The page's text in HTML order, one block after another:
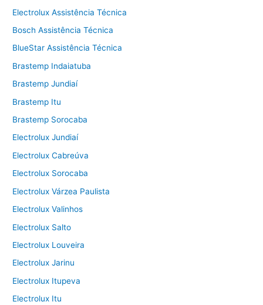
Electrolux Assistência Técnica
Bosch Assistência Técnica
BlueStar Assistência Técnica
Brastemp Indaiatuba
Brastemp Jundiaí
Brastemp Itu
Brastemp Sorocaba
Electrolux Jundiaí
Electrolux Cabreúva
Electrolux Sorocaba
Electrolux Várzea Paulista
Electrolux Valinhos
Electrolux Salto
Electrolux Louveira
Electrolux Jarinu
Electrolux Itupeva
Electrolux Itu